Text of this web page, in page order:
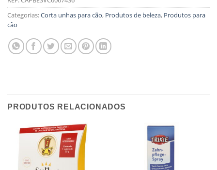
Categorias:Corta unhas para cão, Produtos de beleza, Produtos para
cão
PRODUTOS RELACIONADOS